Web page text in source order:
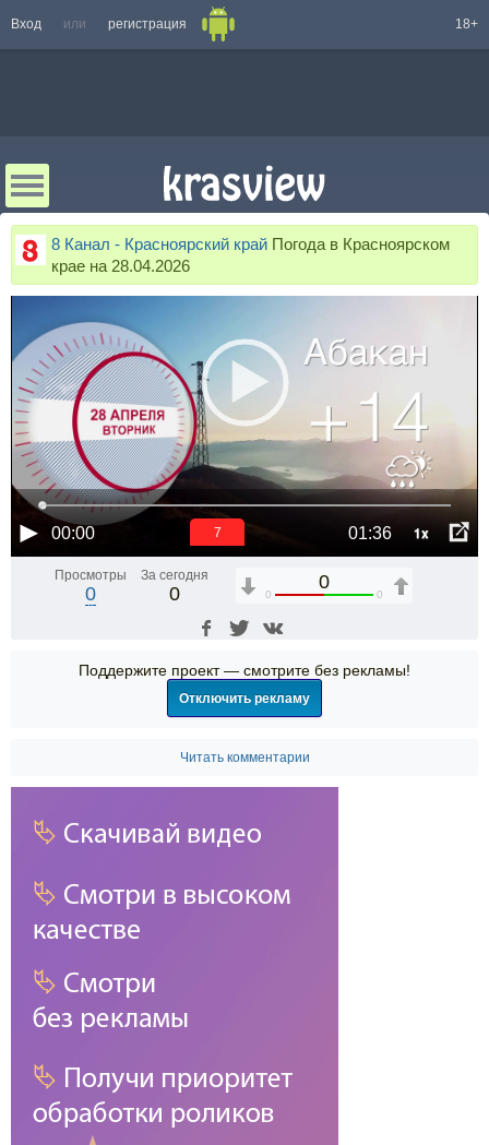
Вход или регистрация 18+
8 Канал - Красноярский край Погода в Красноярском
крае на 28.04.2026
00:00 01:36 1x
6
Просмотры
0
За сегодня
0
0
0 0
Поддержите проект — смотрите без рекламы!
Отключить рекламу
Читать комментарии